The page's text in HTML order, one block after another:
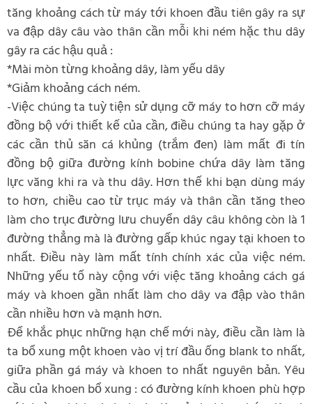
tăng khoảng cách từ máy tới khoen đầu tiên gây ra sự
va đập dây câu vào thân cần mỗi khi ném hặc thu dây
gây ra các hậu quả :
*Mài mòn từng khoảng dây, làm yếu dây
*Giảm khoảng cách ném.
-Việc chúng ta tuỳ tiện sử dụng cỡ máy to hơn cỡ máy
đồng bộ với thiết kế của cần, điều chúng ta hay gặp ở
các cần thủ săn cá khủng (trắm đen) làm mất đi tín
đồng bộ giữa đường kính bobine chứa dây làm tăng
lực văng khi ra và thu dây. Hơn thế khi bạn dùng máy
to hơn, chiều cao từ trục máy và thân cần tăng theo
làm cho trục đường lưu chuyển dây câu không còn là 1
đường thẳng mà là đường gấp khúc ngay tại khoen to
nhất. Điều này làm mất tính chính xác của việc ném.
Những yếu tố này cộng với việc tăng khoảng cách gá
máy và khoen gần nhất làm cho dây va đập vào thân
cần nhiều hơn và mạnh hơn.
Để khắc phục những hạn chế mới này, điều cần làm là
ta bổ xung một khoen vào vị trí đầu ống blank to nhất,
giữa phần gá máy và khoen to nhất nguyên bản. Yêu
cầu của khoen bổ xung : có đường kính khoen phù hợp